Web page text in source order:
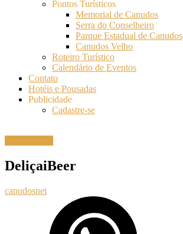
Pontos Turísticos
Memorial de Canudos
Serra do Conselheiro
Parque Estadual de Canudos
Canudos Velho
Roteiro Turístico
Calendário de Eventos
Contato
Hotéis e Pousadas
Publicidade
Cadastre-se
DeliçaiBeer
canudosnet